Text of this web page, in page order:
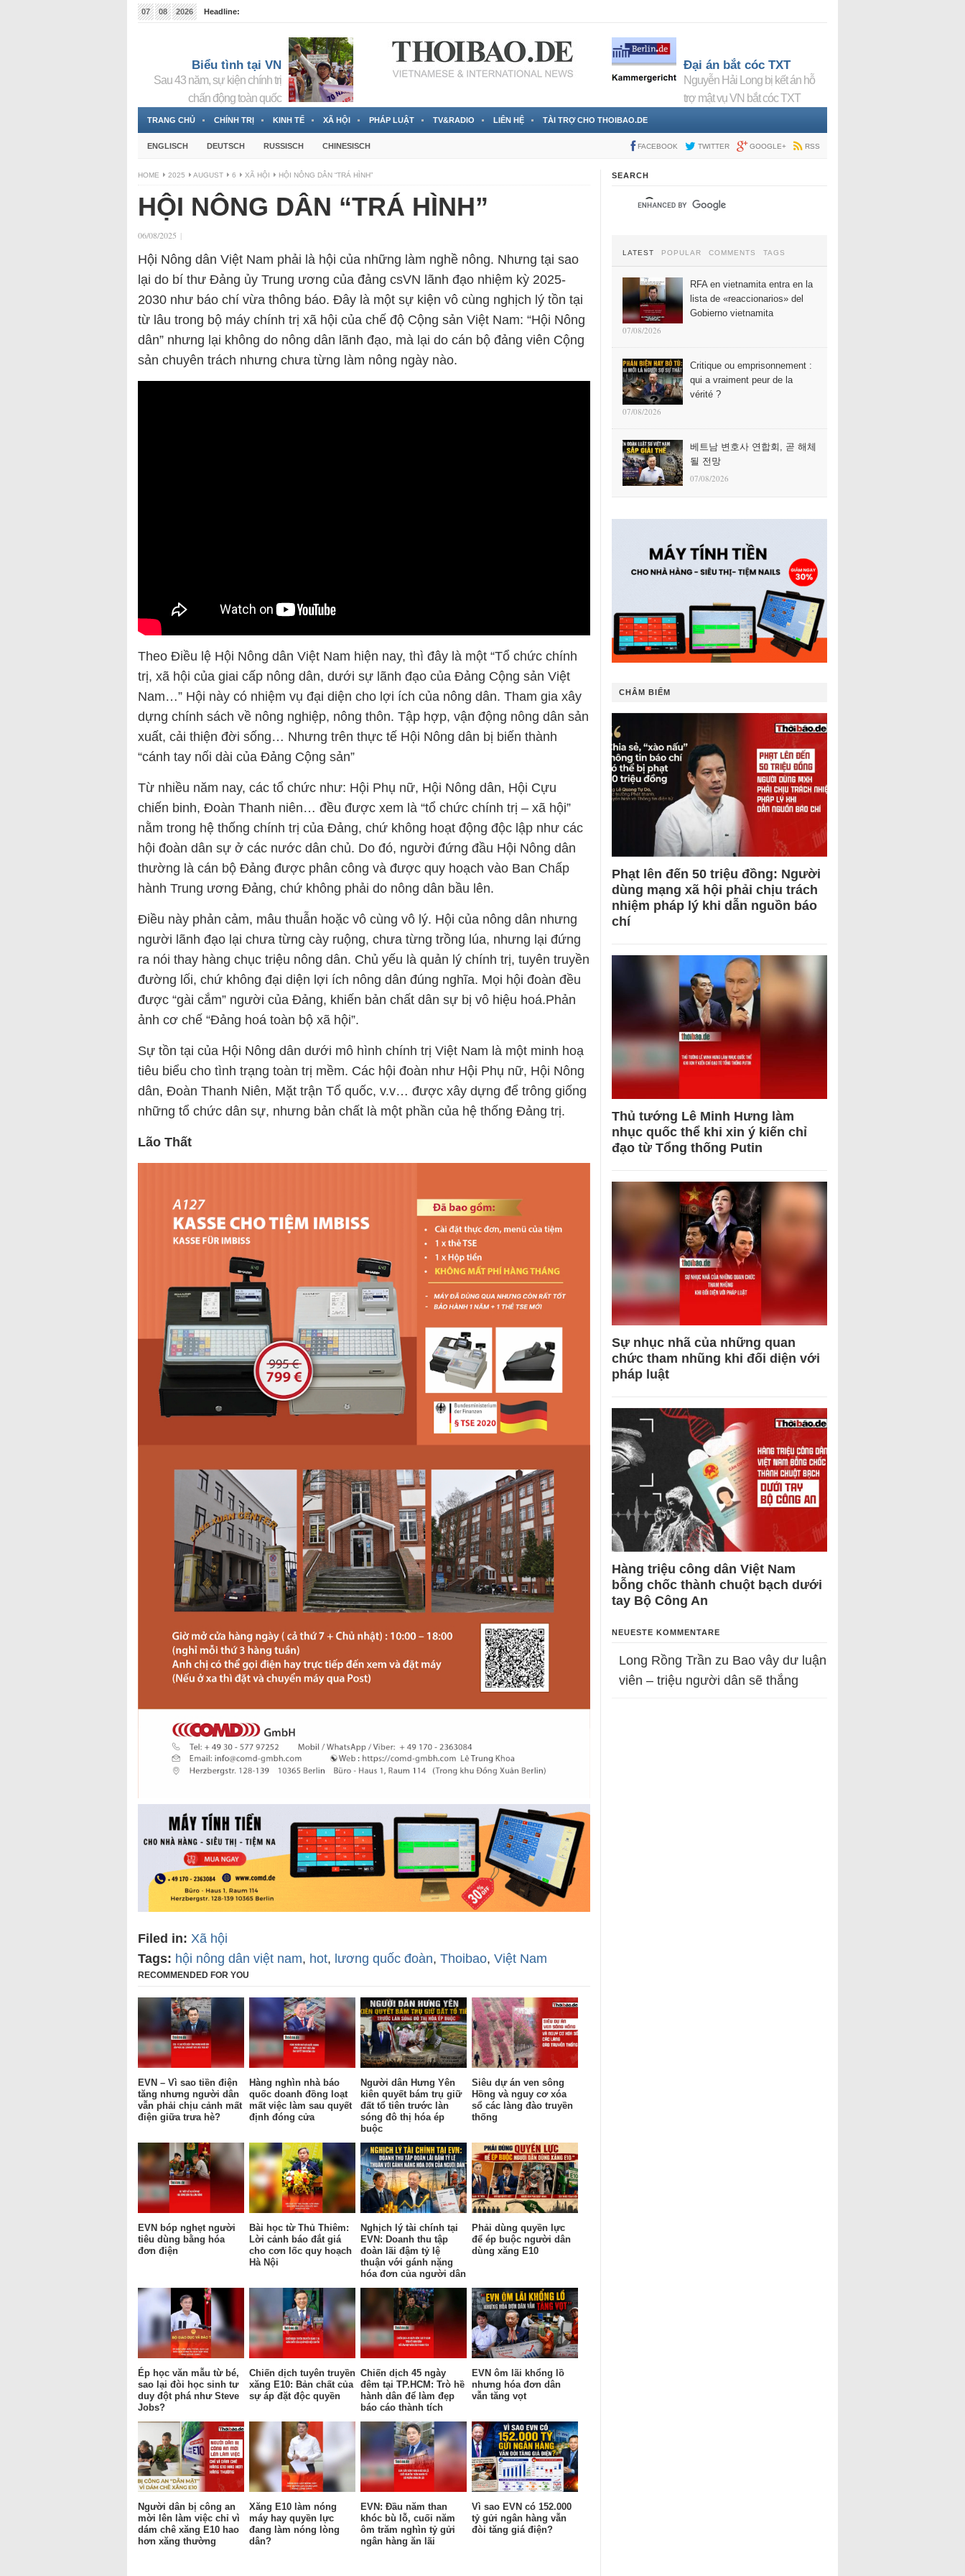
07 08 2026
Headline:
Biểu tình tại VN
Sau 43 năm, sự kiện chính trị
chấn động toàn quốc
Đại án bắt cóc TXT
Nguyễn Hải Long bị kết án hỗ
trợ mật vụ VN bắt cóc TXT
TRANG CHỦ CHÍNH TRỊ KINH TẾ XÃ HỘI PHÁP LUẬT TV&RADIO LIÊN HỆ TÀI TRỢ CHO THOIBAO.DE
ENGLISCH DEUTSCH RUSSISCH CHINESISCH FACEBOOK TWITTER GOOGLE+ RSS
HOME 2025 AUGUST 6 XÃ HỘI HỘI NÔNG DÂN “TRÁ HÌNH”
HỘI NÔNG DÂN “TRÁ HÌNH”
06/08/2025 |
Hội Nông dân Việt Nam phải là hội của những làm nghề nông. Nhưng tại sao
lại do bí thư Đảng ủy Trung ương của đảng csVN lãnh đạo nhiệm kỳ 2025-
2030 như báo chí vừa thông báo. Đây là một sự kiện vô cùng nghịch lý tồn tại
từ lâu trong bộ máy chính trị xã hội của chế độ Cộng sản Việt Nam: “Hội Nông
dân” nhưng lại không do nông dân lãnh đạo, mà lại do cán bộ đảng viên Cộng
sản chuyên trách nhưng chưa từng làm nông ngày nào.
Theo Điều lệ Hội Nông dân Việt Nam hiện nay, thì đây là một “Tổ chức chính
trị, xã hội của giai cấp nông dân, dưới sự lãnh đạo của Đảng Cộng sản Việt
Nam…” Hội này có nhiệm vụ đại diện cho lợi ích của nông dân. Tham gia xây
dựng chính sách về nông nghiệp, nông thôn. Tập hợp, vận động nông dân sản
xuất, cải thiện đời sống… Nhưng trên thực tế Hội Nông dân bị biến thành
“cánh tay nối dài của Đảng Cộng sản”
Từ nhiều năm nay, các tổ chức như: Hội Phụ nữ, Hội Nông dân, Hội Cựu
chiến binh, Đoàn Thanh niên… đều được xem là “tổ chức chính trị – xã hội”
nằm trong hệ thống chính trị của Đảng, chứ không hoạt động độc lập như các
hội đoàn dân sự ở các nước dân chủ. Do đó, người đứng đầu Hội Nông dân
thường là cán bộ Đảng được phân công và được quy hoạch vào Ban Chấp
hành Trung ương Đảng, chứ không phải do nông dân bầu lên.
Điều này phản cảm, mâu thuẫn hoặc vô cùng vô lý. Hội của nông dân nhưng
người lãnh đạo lại chưa từng cày ruộng, chưa từng trồng lúa, nhưng lại đứng
ra nói thay hàng chục triệu nông dân. Chủ yếu là quản lý chính trị, tuyên truyền
đường lối, chứ không đại diện lợi ích nông dân đúng nghĩa. Mọi hội đoàn đều
được “gài cắm” người của Đảng, khiến bản chất dân sự bị vô hiệu hoá.Phản
ảnh cơ chế “Đảng hoá toàn bộ xã hội”.
Sự tồn tại của Hội Nông dân dưới mô hình chính trị Việt Nam là một minh hoạ
tiêu biểu cho tình trạng toàn trị mềm. Các hội đoàn như Hội Phụ nữ, Hội Nông
dân, Đoàn Thanh Niên, Mặt trận Tổ quốc, v.v… được xây dựng để trông giống
những tổ chức dân sự, nhưng bản chất là một phần của hệ thống Đảng trị.
Lão Thất
Filed in: Xã hội
Tags: hội nông dân việt nam, hot, lương quốc đoàn, Thoibao, Việt Nam
RECOMMENDED FOR YOU
EVN – Vì sao tiền điện
tăng nhưng người dân
vẫn phải chịu cảnh mất
điện giữa trưa hè?
Hàng nghìn nhà báo
quốc doanh đồng loạt
mất việc làm sau quyết
định đóng cửa
Người dân Hưng Yên
kiên quyết bám trụ giữ
đất tổ tiên trước làn
sóng đô thị hóa ép
buộc
Siêu dự án ven sông
Hồng và nguy cơ xóa
sổ các làng đào truyền
thống
EVN bóp nghẹt người
tiêu dùng bằng hóa
đơn điện
Bài học từ Thủ Thiêm:
Lời cảnh báo đắt giá
cho cơn lốc quy hoạch
Hà Nội
Nghịch lý tài chính tại
EVN: Doanh thu tập
đoàn lãi đậm tỷ lệ
thuận với gánh nặng
hóa đơn của người dân
Phải dùng quyền lực
để ép buộc người dân
dùng xăng E10
Ép học văn mẫu từ bé,
sao lại đòi học sinh tư
duy đột phá như Steve
Jobs?
Chiến dịch tuyên truyền
xăng E10: Bản chất của
sự áp đặt độc quyền
Chiến dịch 45 ngày
đêm tại TP.HCM: Trò hề
hành dân để làm đẹp
báo cáo thành tích
EVN ôm lãi khổng lồ
nhưng hóa đơn dân
vẫn tăng vọt
Người dân bị công an
mời lên làm việc chỉ vì
dám chê xăng E10 hao
hơn xăng thường
Xăng E10 làm nóng
máy hay quyền lực
đang làm nóng lòng
dân?
EVN: Đầu năm than
khóc bù lỗ, cuối năm
ôm trăm nghìn tỷ gửi
ngân hàng ăn lãi
Vì sao EVN có 152.000
tỷ gửi ngân hàng vẫn
đòi tăng giá điện?
SEARCH
LATEST POPULAR COMMENTS TAGS
RFA en vietnamita entra en la
lista de «reaccionarios» del
Gobierno vietnamita
07/08/2026
Critique ou emprisonnement :
qui a vraiment peur de la
vérité ?
07/08/2026
베트남 변호사 연합회, 곧 해체
될 전망
07/08/2026
CHÂM BIẾM
Phạt lên đến 50 triệu đồng: Người
dùng mạng xã hội phải chịu trách
nhiệm pháp lý khi dẫn nguồn báo
chí
Thủ tướng Lê Minh Hưng làm
nhục quốc thể khi xin ý kiến chỉ
đạo từ Tổng thống Putin
Sự nhục nhã của những quan
chức tham nhũng khi đối diện với
pháp luật
Hàng triệu công dân Việt Nam
bỗng chốc thành chuột bạch dưới
tay Bộ Công An
NEUESTE KOMMENTARE
Long Rồng Trần zu Bao vây dư luận
viên – triệu người dân sẽ thắng